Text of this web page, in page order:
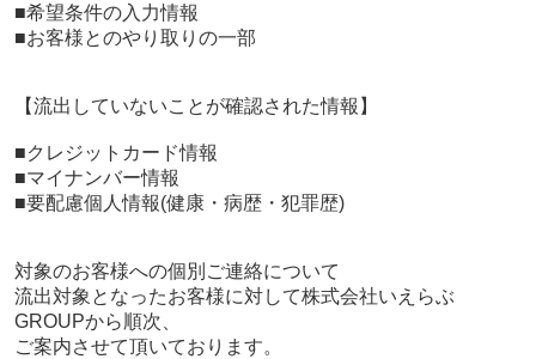
■希望条件の入力情報
■お客様とのやり取りの一部
【流出していないことが確認された情報】
■クレジットカード情報
■マイナンバー情報
■要配慮個人情報(健康・病歴・犯罪歴)
対象のお客様への個別ご連絡について
流出対象となったお客様に対して株式会社いえらぶ
GROUPから順次、
ご案内させて頂いております。